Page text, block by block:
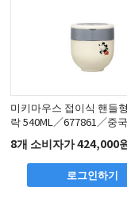
미키마우스 접이식 핸들
락 540ML／677861／중국
8개 소비자가 424,000
로그인하기